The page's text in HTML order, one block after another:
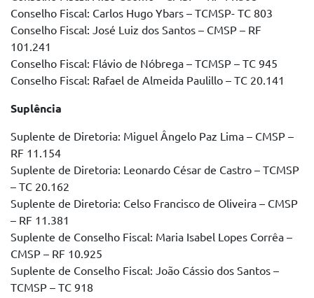
Conselho Fiscal: Carlos Hugo Ybars – TCMSP- TC 803
Conselho Fiscal: José Luiz dos Santos – CMSP – RF
101.241
Conselho Fiscal: Flávio de Nóbrega – TCMSP – TC 945
Conselho Fiscal: Rafael de Almeida Paulillo – TC 20.141
Suplência
Suplente de Diretoria: Miguel Ângelo Paz Lima – CMSP –
RF 11.154
Suplente de Diretoria: Leonardo César de Castro – TCMSP
– TC 20.162
Suplente de Diretoria: Celso Francisco de Oliveira – CMSP
– RF 11.381
Suplente de Conselho Fiscal: Maria Isabel Lopes Corrêa –
CMSP – RF 10.925
Suplente de Conselho Fiscal: João Cássio dos Santos –
TCMSP – TC 918